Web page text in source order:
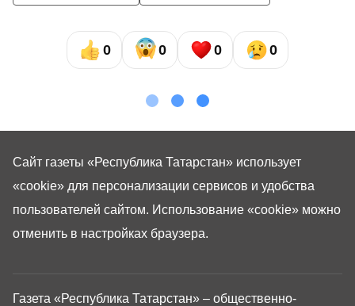
0 0 0 0
Газета «Республика Татарстан» – общественно-
Сайт газеты «Республика Татарстан» использует
«cookie» для персонализации сервисов и удобства
пользователей сайтом. Использование «cookie» можно
отменить в настройках браузера.